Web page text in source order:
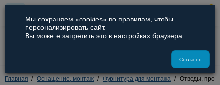
8 (800) 551-09-94
8 (929) 836-66-51
Главная Оснащение, монтаж Фурнитура для монтажа Отводы,
Мы сохраняем «cookies» по правилам, чтобы
персонализировать сайт.
Вы можете запретить это в настройках браузера
Согласен